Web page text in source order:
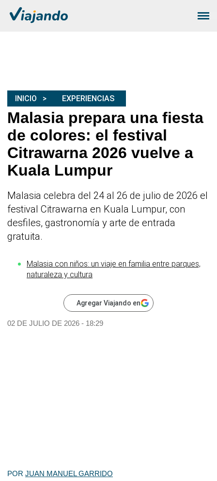
INICIO EXPERIENCIAS
Malasia prepara una fiesta
de colores: el festival
Citrawarna 2026 vuelve a
Kuala Lumpur
Malasia celebra del 24 al 26 de julio de 2026 el
festival Citrawarna en Kuala Lumpur, con
desfiles, gastronomía y arte de entrada
gratuita.
Malasia con niños: un viaje en familia entre parques,
naturaleza y cultura
Agregar Viajando en
02 DE JULIO DE 2026 - 18:29
POR JUAN MANUEL GARRIDO